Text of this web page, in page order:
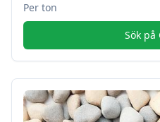
Per ton
Sök på